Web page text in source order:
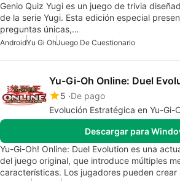
Genio Quiz Yugi es un juego de trivia
de la serie Yugi. Esta edición especial
preguntas únicas,…
AndroidYu Gi OhJuego De Cuestionario
Yu-Gi-Oh Online: Duel
5 De pago
Evolución Estratégica en Yu-Gi-
Descargar para
Yu-Gi-Oh! Online: Duel Evolution es una
del juego original, que introduce múltiples
características. Los jugadores pueden